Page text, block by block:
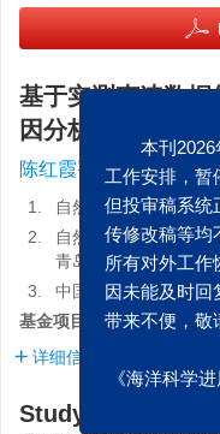
基于实测声速数
因分析
陈红霞1, 2 , , 刘健康1, 2
1.
自然资源部第一海洋
2.
自然资源部海洋环境
青岛 266061
3.
中国人民解放军
基金项目:
国家重点研发计
详细信息
Study on the
本刊
工作安排，
但投审稿系
传修改稿等
所有对外工
因未能及时
《海洋科学